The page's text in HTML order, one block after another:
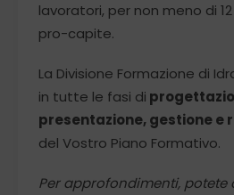
lavoratori, per non meno di
pro-capite.
La Divisione Formazione di
in tutte le fasi di
presentazione, gestione e
del Vostro Piano Formativo.
Per approfondimenti, potete